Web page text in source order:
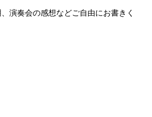
演奏会の感想などご自由にお書きく